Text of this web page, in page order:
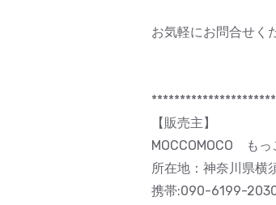
お気軽にお問合せく
【販売主】
MOCCOMOCO もっ
所在地：神奈川県横
携帯:090-6199-